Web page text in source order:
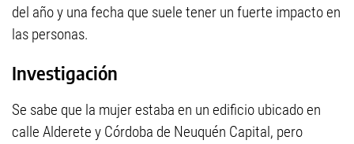
del año y una fecha que suele tener un fuerte impacto en
las personas.
Investigación
Se sabe que la mujer estaba en un edificio ubicado en
calle Alderete y Córdoba de Neuquén Capital, pero